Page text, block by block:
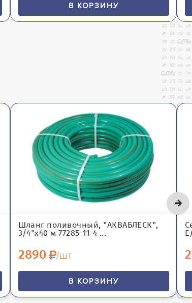
В КОРЗИНУ
Шланг поливочный, "АКВАБЛЕСК",
3/4"x40 м 77285-11-4 ...
2890 /шт
В КОРЗИНУ